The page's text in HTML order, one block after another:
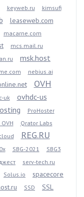
keyweb.ru
kimsufi
leaseweb.com
macarne.com
mcs.mail.ru
msk.host
nebius.ai
OVH
uk ovhdc-us
ProHoster
Qrator Labs
REG.RU
SBG-2021 SBG3
serv-tech.ru
Solus.io spacecore
SSD
SSL